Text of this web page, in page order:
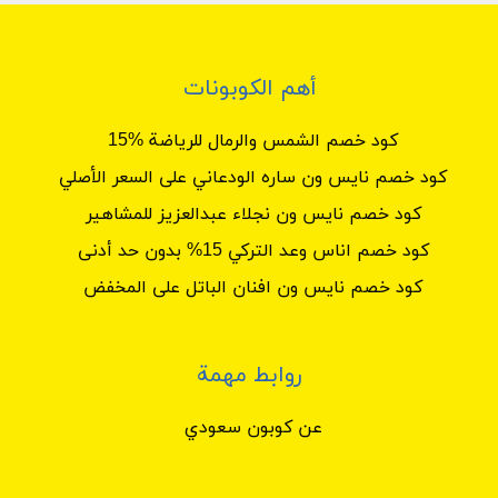
– جميع أنواع الملابس من تصميمات مصممي الأزياء
– مجموعة واسعة من الأحذية من أبرز البراندات
الأوروبية.
– مجوهرات فاخرة وعصرية من تصميمات ديفيد
أهم الكوبونات
كود خصم الشمس والرمال للرياضة %15
كود خصم نايس ون ساره الودعاني على السعر الأصلي
كود خصم نايس ون نجلاء عبدالعزيز للمشاهير
كود خصم اناس وعد التركي 15% بدون حد أدنى
كود خصم نايس ون افنان الباتل على المخفض
روابط مهمة
عن كوبون سعودي